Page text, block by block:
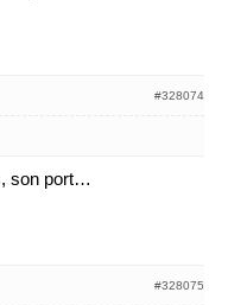
#328074
son port…
#328075